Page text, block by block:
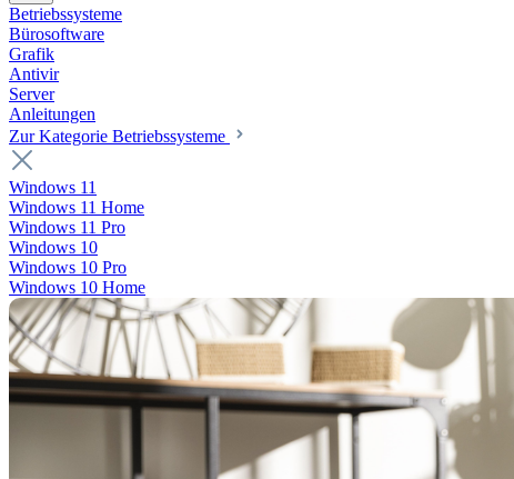
Betriebssysteme
Bürosoftware
Grafik
Antivir
Server
Anleitungen
Zur Kategorie Betriebssysteme
Windows 11
Windows 11 Home
Windows 11 Pro
Windows 10
Windows 10 Pro
Windows 10 Home